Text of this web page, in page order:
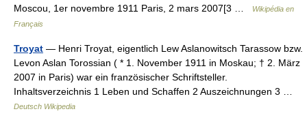
Moscou, 1er novembre 1911 Paris, 2 mars 2007[3 …
Wikipédia en
Français
Troyat — Henri Troyat, eigentlich Lew Aslanowitsch Tarassow bzw.
Levon Aslan Torossian ( * 1. November 1911 in Moskau; † 2. März
2007 in Paris) war ein französischer Schriftsteller.
Inhaltsverzeichnis 1 Leben und Schaffen 2 Auszeichnungen 3 …
Deutsch Wikipedia